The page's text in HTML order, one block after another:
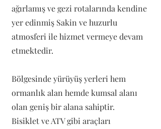
ağırlamış ve gezi rotalarında kendine
yer edinmiş Sakin ve huzurlu
atmosferi ile hizmet vermeye devam
etmektedir.
Bölgesinde yürüyüş yerleri hem
ormanlık alan hemde kumsal alanı
olan geniş bir alana sahiptir.
Bisiklet ve ATV gibi araçları